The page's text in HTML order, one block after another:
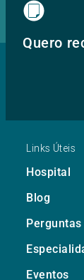
Quero
Links Úteis
Hospital
Blog
Eventos